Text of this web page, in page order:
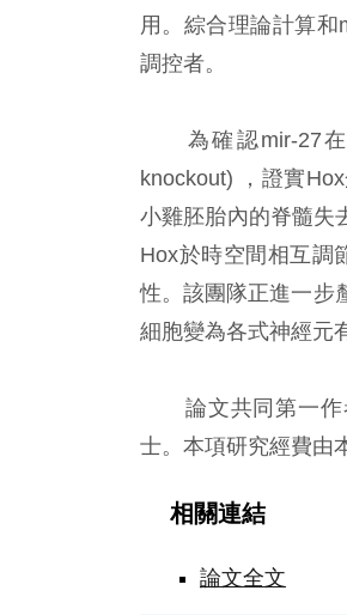
用。綜合理論計算
調控者。
為確認mir-27在
knockout) ，證實
小雞胚胎內的脊髓失
Hox於時空間相互調
性。該團隊正進一步
細胞變為各式神經元
論文共同第一作
士。本項研究經費由
相關連結
論文全文